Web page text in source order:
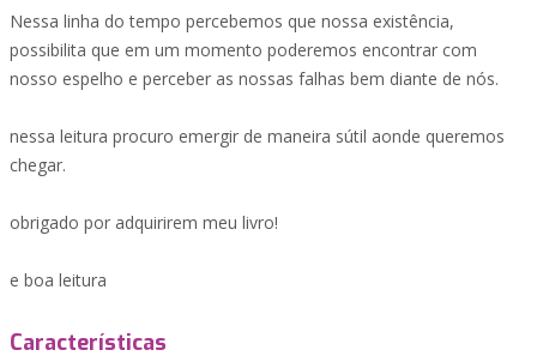
Nessa linha do tempo percebemos que nossa existência,
possibilita que em um momento poderemos encontrar com
nosso espelho e perceber as nossas falhas bem diante de nós.
nessa leitura procuro emergir de maneira sútil aonde queremos
chegar.
obrigado por adquirirem meu livro!
e boa leitura
Características